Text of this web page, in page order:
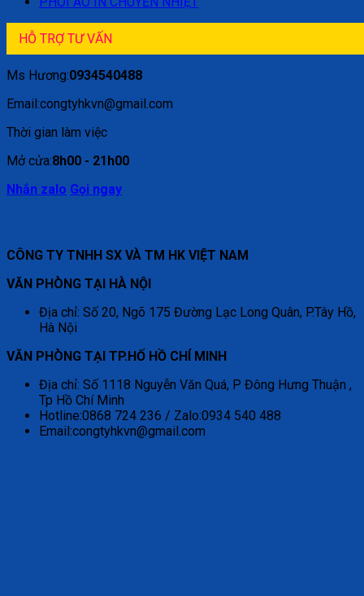
HỖ TRỢ TƯ VẤN
Ms Hương:0934540488
Email:congtyhkvn@gmail.com
Thời gian làm việc
Mở cửa:8h00 - 21h00
Nhắn zalo Gọi ngay
CÔNG TY TNHH SX VÀ TM HK VIỆT NAM
VĂN PHÒNG TẠI HÀ NỘI
Địa chỉ: Số 20, Ngõ 175 Đường Lạc Long Quân, P.Tây Hồ,
Hà Nội
VĂN PHÒNG TẠI TP.HỐ HỒ CHÍ MINH
Địa chỉ: Số 1118 Nguyễn Văn Quá, P Đông Hưng Thuận ,
Tp Hồ Chí Minh
Hotline:0868 724 236 / Zalo:0934 540 488
Email:congtyhkvn@gmail.com